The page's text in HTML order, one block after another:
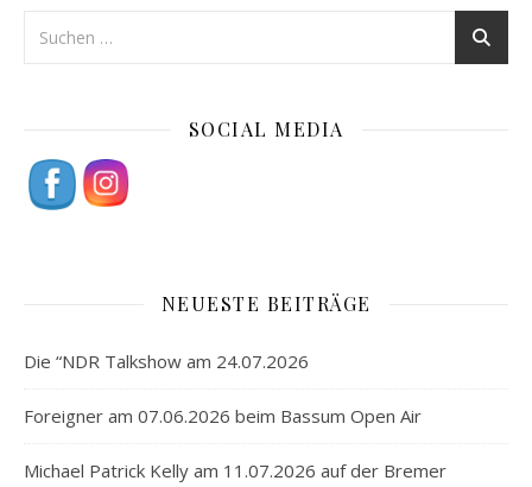
SOCIAL MEDIA
NEUESTE BEITRÄGE
Die “NDR Talkshow am 24.07.2026
Foreigner am 07.06.2026 beim Bassum Open Air
Michael Patrick Kelly am 11.07.2026 auf der Bremer